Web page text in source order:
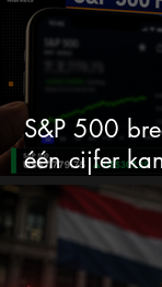
S&P 500
één cijfer
alles